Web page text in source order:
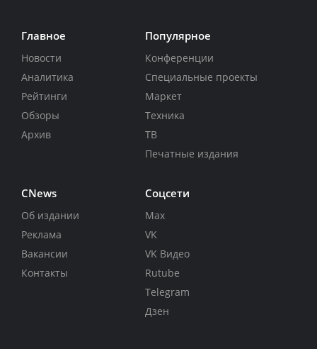
Главное
Новости
Аналитика
Рейтинги
Обзоры
Архив
Популярное
Конференции
Специальные проекты
Маркет
Техника
ТВ
Печатные издания
CNews
Об издании
Реклама
Вакансии
Контакты
Соцсети
Max
VK
VK Видео
Rutube
Telegram
Дзен